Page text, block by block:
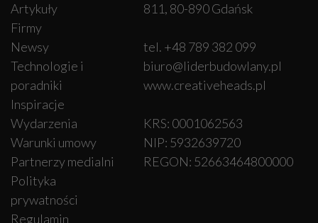
Artykuły
Firmy
Newsy
Technologie i
poradniki
Inspiracje
Wydarzenia
Warunki umowy
Partnerzy medialni
Polityka
prywatności
Regulamin
811, 80-890 Gdańsk
tel. +48 789 382 099
biuro@liderbudowlany.pl
www.creativeheads.pl
KRS: 0001062563
NIP: 5932639720
REGON: 52663464800000